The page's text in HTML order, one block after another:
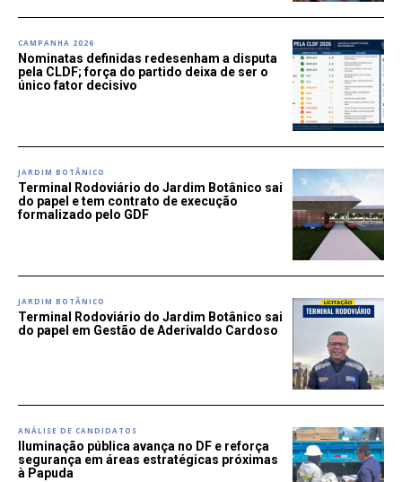
CAMPANHA 2026
Nominatas definidas redesenham a disputa
pela CLDF; força do partido deixa de ser o
único fator decisivo
JARDIM BOTÂNICO
Terminal Rodoviário do Jardim Botânico sai
do papel e tem contrato de execução
formalizado pelo GDF
JARDIM BOTÂNICO
Terminal Rodoviário do Jardim Botânico sai
do papel em Gestão de Aderivaldo Cardoso
ANÁLISE DE CANDIDATOS
Iluminação pública avança no DF e reforça
segurança em áreas estratégicas próximas
à Papuda